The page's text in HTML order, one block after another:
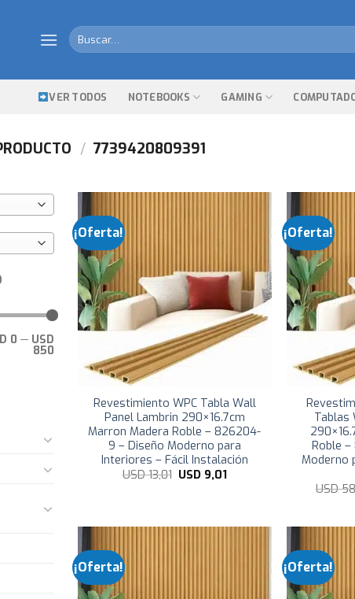
Buscar
por:
VER TODOS NOTEBOOKS GAMING
/ 7739420809391
0 — USD
850
¡Oferta!
Revestimiento WPC Tabla Wall
Panel Lambrin 290×16.7cm
Marron Madera Roble – 826204-
9 – Diseño Moderno para
Interiores – Fácil Instalación
USD13,01 El
13,01.
USD 9,01El
9,01.
¡Oferta!
Tablas
Roble
Moderno
USD
¡Oferta! ¡Oferta!